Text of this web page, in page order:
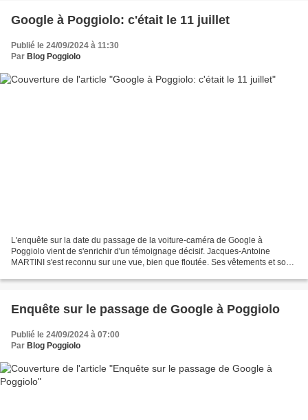
Google à Poggiolo: c'était le 11 juillet
Publié le 24/09/2024 à 11:30
Par Blog Poggiolo
L'enquête sur la date du passage de la voiture-caméra de Google à
Poggiolo vient de s'enrichir d'un témoignage décisif. Jacques-Antoine
MARTINI s'est reconnu sur une vue, bien que floutée. Ses vêtements et son
Enquête sur le passage de Google à Poggiolo
Publié le 24/09/2024 à 07:00
Par Blog Poggiolo